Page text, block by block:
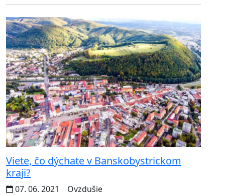
Viete, čo dýchate v Banskobystrickom
kraji?
07. 06. 2021 Ovzdušie